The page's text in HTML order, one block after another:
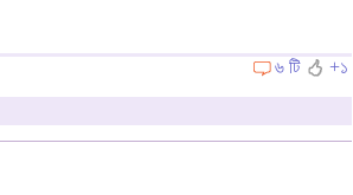
৬ টি +১